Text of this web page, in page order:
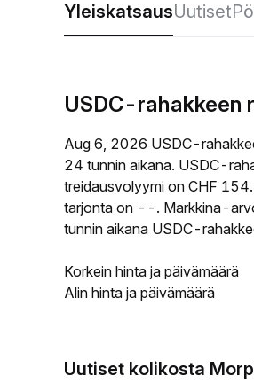
YleiskatsausUutiset
USDC-rahakkeen
Aug 6, 2026 USDC-
24 tunnin aikana. USDC-
treidausvolyymi on CHF
tarjonta on --. Markkina-
tunnin aikana USDC-
Korkein hinta ja päivämäärä
Alin hinta ja päivämäärä
Uutiset kolikosta